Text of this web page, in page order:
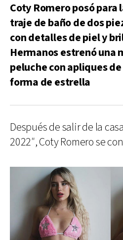
Coty Romero posó para
traje de baño de dos
con detalles de piel y
Hermanos estrenó una
peluche con apliques
forma de estrella
Después de salir de la
2022″, Coty Romero se